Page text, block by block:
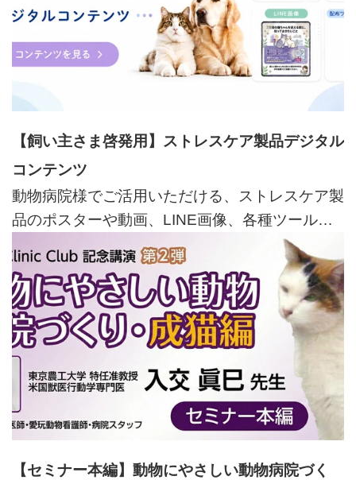
【飼い主さま啓発用】ストレスケア製品デジタル
コンテンツ
動物病院様でご活用いただける、ストレスケア製
品のポスターや動画、LINE画像、各種ツールを
ご用意しています。
【セミナー本編】動物にやさしい動物病院づく